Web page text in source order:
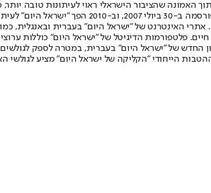
האמונה שהציבור הישראלי ראוי לעיתונות טובה
תשלום. המהדורה המודפסת
חיים. פלטפורמות הדיגיטל של "ישראל היום" כוללות
החדש של "ישראל היום" בעברית, במטרה לספק
הייחודי "הקליקה של ישראל היום" מציע